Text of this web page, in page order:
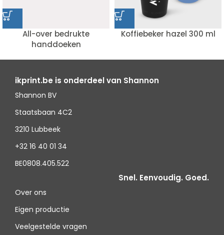
All-over bedrukte
handdoeken
Koffiebeker hazel 300 ml
ikprint.be is onderdeel van Shannon
Shannon BV
Staatsbaan 4C2
3210 Lubbeek
+32 16 40 01 34
BE0808.405.522
Snel. Eenvoudig. Goed.
Over ons
Eigen productie
Veelgestelde vragen